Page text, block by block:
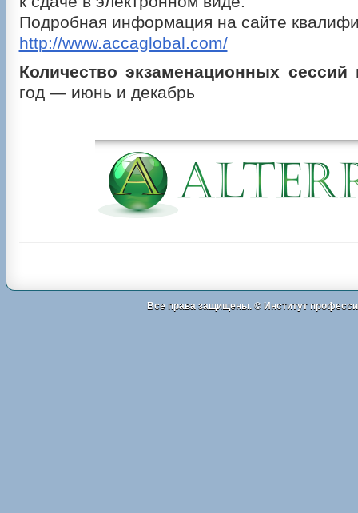
Подробная информация на сайте
http://www.accaglobal.com/
Количество экзаменационных
год — июнь и декабрь
Все права защищены. ©Институт